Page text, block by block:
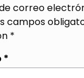
correo
campos
*
*